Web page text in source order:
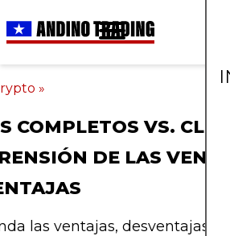
»
COMPLETOS VS.
DE LAS
las ventajas, desventajas y